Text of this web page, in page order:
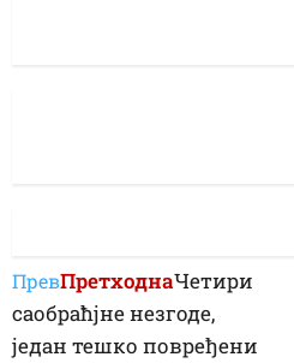
ПревПретходнаЧетири
саобраћјне незгоде,
један тешко повређени